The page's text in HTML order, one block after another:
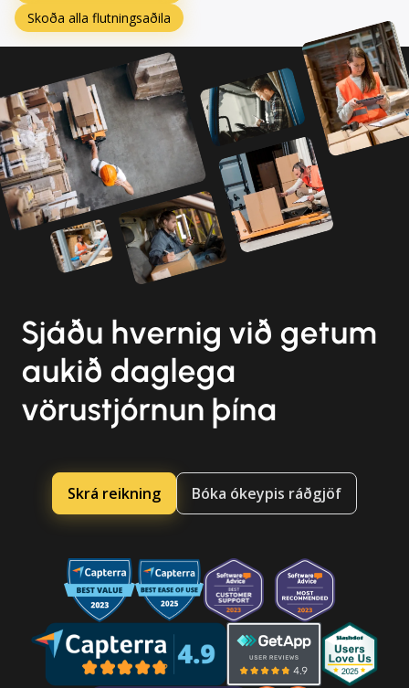
Skoða alla flutningsaðila
Sjáðu hvernig við getum
aukið daglega
vörustjórnun þína
Skrá reikning Bóka ókeypis ráðgjöf